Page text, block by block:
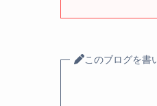
このブログを書